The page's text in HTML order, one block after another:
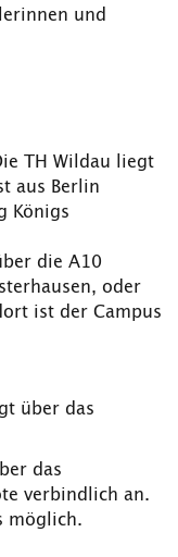
und
TH Wildau liegt
aus Berlin
Königs
die A10
oder
ist der Campus
über das
das
verbindlich an.
möglich.